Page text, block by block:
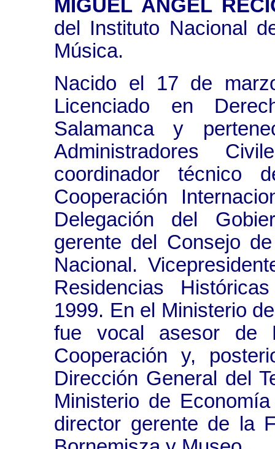
MIGUEL ÁNGEL
del Instituto Nacional
Música.
Nacido el 17 de
Licenciado en
Salamanca y
Administradores
coordinador técnico
Cooperación
Delegación del
gerente del Consejo
Nacional.
Residencias
1999. En el Ministerio
fue vocal asesor de
Cooperación y,
Dirección General del
Ministerio de
director gerente de la